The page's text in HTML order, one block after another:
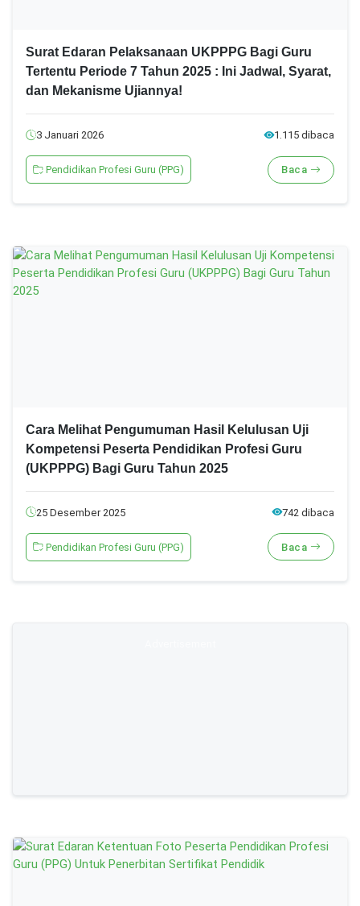
Surat Edaran Pelaksanaan UKPPPG Bagi Guru
Tertentu Periode 7 Tahun 2025 : Ini Jadwal, Syarat,
dan Mekanisme Ujiannya!
3 Januari 2026 1.115 dibaca
Pendidikan Profesi Guru (PPG) Baca
Cara Melihat Pengumuman Hasil Kelulusan Uji
Kompetensi Peserta Pendidikan Profesi Guru
(UKPPPG) Bagi Guru Tahun 2025
25 Desember 2025 742 dibaca
Pendidikan Profesi Guru (PPG) Baca